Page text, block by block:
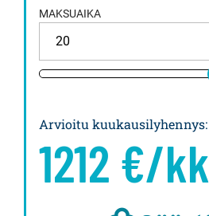
MAKSUAIKA
Arvioitu kuukausilyhennys:
1212 €/kk